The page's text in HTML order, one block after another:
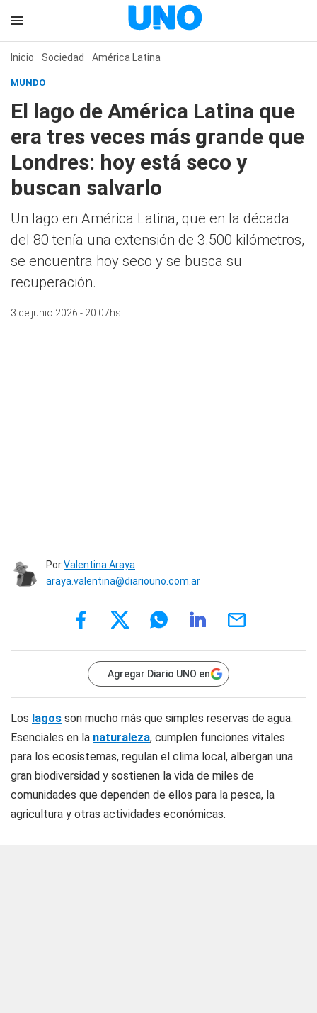
Inicio Sociedad América Latina
MUNDO
El lago de América Latina que
era tres veces más grande que
Londres: hoy está seco y
buscan salvarlo
Un lago en América Latina, que en la década
del 80 tenía una extensión de 3.500 kilómetros,
se encuentra hoy seco y se busca su
recuperación.
3 de junio 2026 - 20:07hs
PorValentina Araya
araya.valentina@diariouno.com.ar
Agregar Diario UNO en
Los lagos son mucho más que simples reservas de agua.
Esenciales en la naturaleza, cumplen funciones vitales
para los ecosistemas, regulan el clima local, albergan una
gran biodiversidad y sostienen la vida de miles de
comunidades que dependen de ellos para la pesca, la
agricultura y otras actividades económicas.